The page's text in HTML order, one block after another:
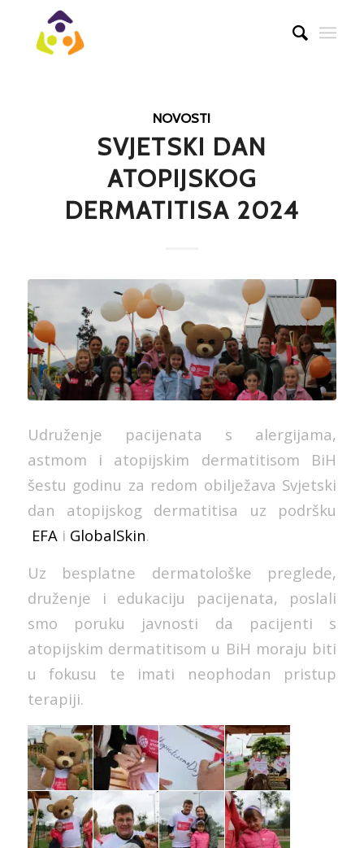
NOVOSTI
SVJETSKI DAN
ATOPIJSKOG
DERMATITISA 2024
Udruženje pacijenata s alergijama,
astmom i atopijskim dermatitisom BiH
šestu godinu za redom obilježava Svjetski
dan atopijskog dermatitisa uz podršku
EFA i GlobalSkin.
Uz besplatne dermatološke preglede,
druženje i edukaciju pacijenata, poslali
smo poruku javnosti da pacijenti s
atopijskim dermatitisom u BiH moraju biti
u fokusu te imati neophodan pristup
terapiji.